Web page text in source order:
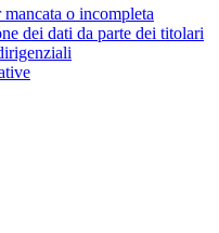
mancata o incompleta
dei dati da parte dei titolari